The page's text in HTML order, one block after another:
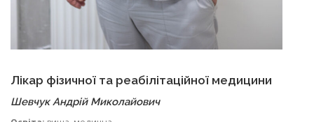
Лікар фізичної та реабілітаційної медицини
Шевчук Андрій Миколайович